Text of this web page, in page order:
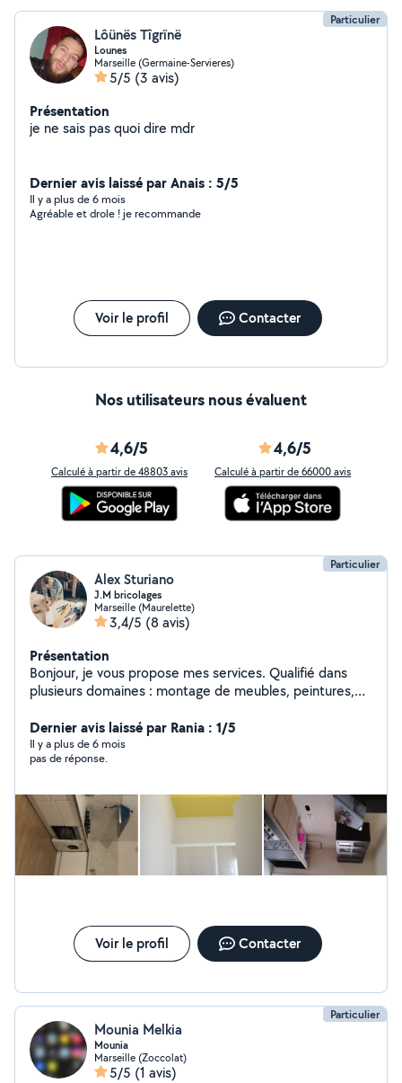
Particulier
Lôünës Tîgrïnë
Lounes
Marseille (Germaine-Servieres)
5/5 (3 avis)
Présentation
je ne sais pas quoi dire mdr
Dernier avis laissé par Anais : 5/5
Il y a plus de 6 mois
Agréable et drole ! je recommande
Voir le profil Contacter
Nos utilisateurs nous évaluent
4,6/5
Calculé à partir de 48803 avis
4,6/5
Calculé à partir de 66000 avis
Particulier
Alex Sturiano
J.M bricolages
Marseille (Maurelette)
3,4/5 (8 avis)
Présentation
Bonjour, je vous propose mes services. Qualifié dans
plusieurs domaines : montage de meubles, peintures,
d'informations, je suis joignable à tout moment. Location
de matériel pocible
Dernier avis laissé par Rania : 1/5
Il y a plus de 6 mois
pas de réponse.
Voir le profil Contacter
Particulier
Mounia Melkia
Mounia
Marseille (Zoccolat)
5/5 (1 avis)